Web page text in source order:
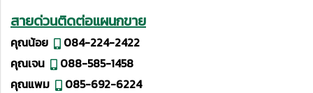
สายด่วนติดต่อแผนกขาย
คุณน้อย
084-224-2422
คุณเจน
088-585-1458
คุณแพม
085-692-6224